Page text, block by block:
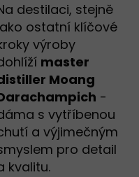
destilaci, stejně
ostatní klíčové
výroby
master
Moang
-
s vytříbenou
a výjimečným
pro detail
kvalitu.